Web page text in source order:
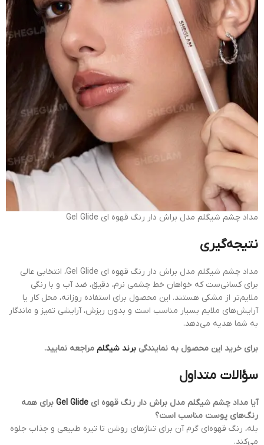
مداد چشم شیگلم مدل براش دار رنگ قهوه ای Gel Glide
نتیجه‌گیری
مداد چشم شیگلم مدل براش دار رنگ قهوه ای Gel Glide، انتخابی عالی
برای کسانی‌ست که خواهان خط چشمی نرم، دقیق، ضد آب و با رنگی
ملایم‌تر از مشکی هستند. این محصول برای استفاده روزانه، محل کار یا
آرایش‌های ملایم بسیار مناسب است و بدون ریزش، آرایشی تمیز و ماندگار
به شما هدیه می‌دهد.
برای خرید این محصول به نمایندگی برند شیگلم مراجعه نمایید.
سؤالات متداول
آیا مداد چشم شیگلم مدل براش دار رنگ قهوه ای Gel Glide برای همه
رنگ‌های پوست مناسب است؟
بله، رنگ قهوه‌ای گرم آن برای تناژهای روشن تا تیره طبیعی و جذاب جلوه
می‌کند.